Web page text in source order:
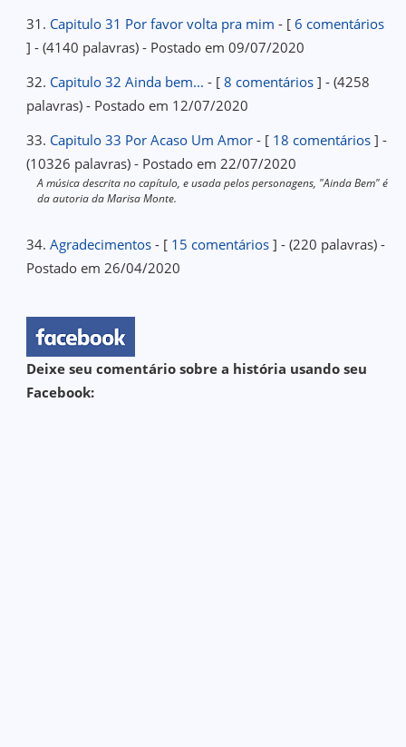
31. Capitulo 31 Por favor volta pra mim - [6 comentários
] - (4140 palavras) - Postado em 09/07/2020
32. Capitulo 32 Ainda bem... - [8 comentários ] - (4258
palavras) - Postado em 12/07/2020
33. Capitulo 33 Por Acaso Um Amor - [ 18 comentários ] -
(10326 palavras) - Postado em 22/07/2020
A música descrita no capítulo, e usada pelos personagens, "Ainda Bem" é
da autoria da Marisa Monte.
34.Agradecimentos - [ 15 comentários ] - (220 palavras) -
Postado em 26/04/2020
Deixe seu comentário sobre a história usando seu
Facebook: